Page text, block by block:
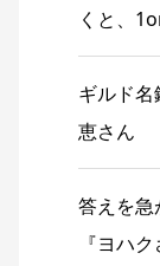
くと、
ギルド
恵さん
答えを急
『ヨハ